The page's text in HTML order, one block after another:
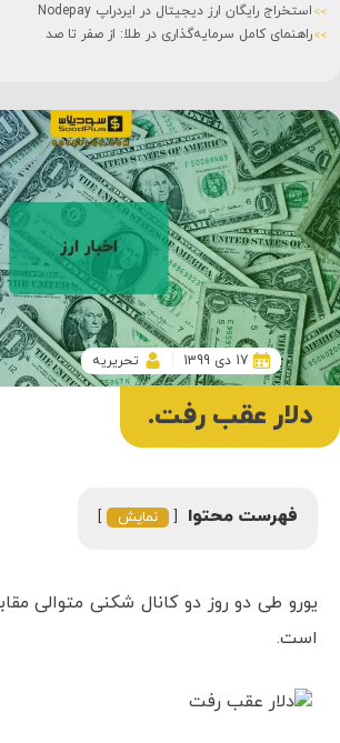
استخراج رایگان ارز دیجیتال در ایردراپ Nodepay
راهنمای کامل سرمایه‌گذاری در طلا: از صفر تا صد
دلار عقب رفت.
17 دی 1399 تحریریه
فهرست محتوا نمایش
یورو طی دو روز دو کانال شکنی متوالی
است.